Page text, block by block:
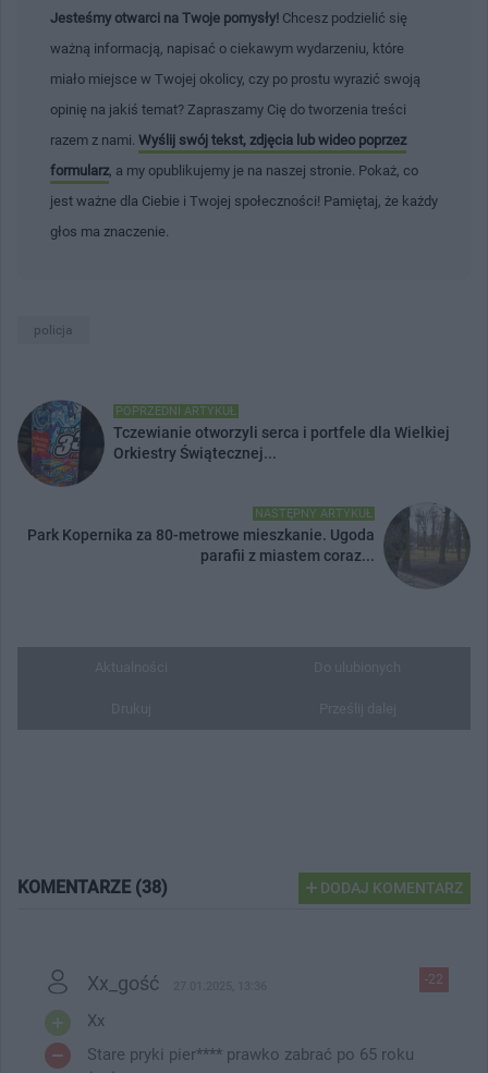
Jesteśmy otwarci na Twoje pomysły! Chcesz podzielić się
ważną informacją, napisać o ciekawym wydarzeniu, które
miało miejsce w Twojej okolicy, czy po prostu wyrazić swoją
opinię na jakiś temat? Zapraszamy Cię do tworzenia treści
razem z nami. Wyślij swój tekst, zdjęcia lub wideo poprzez
formularz , a my opublikujemy je na naszej stronie. Pokaż, co
jest ważne dla Ciebie i Twojej społeczności! Pamiętaj, że każdy
głos ma znaczenie.
policja
POPRZEDNI ARTYKUŁ
Tczewianie otworzyli serca i portfele dla Wielkiej
Orkiestry Świątecznej...
NASTĘPNY ARTYKUŁ
Park Kopernika za 80-metrowe mieszkanie. Ugoda
parafii z miastem coraz...
KOMENTARZE (38) DODAJ KOMENTARZ
-22
Xx_gość
Xx
Stare pryki pier**** prawko zabrać po 65 roku